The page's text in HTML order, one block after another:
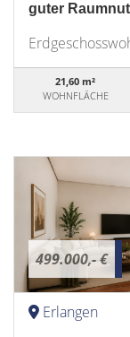
guter
21,60 m²
WOHNFLÄCHE
499.000,- €
Erlangen